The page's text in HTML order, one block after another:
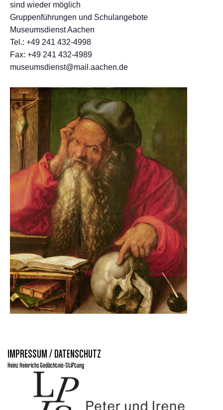
sind wieder möglich
Gruppenführungen und Schulangebote
Museumsdienst Aachen
Tel.: +49 241 432-4998
Fax: +49 241 432-4989
museumsdienst@mail.aachen.de
IMPRESSUM / DATENSCHUTZ
Heinz Heinrichs Gedächtnis-Stiftung